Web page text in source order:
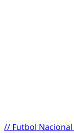
// Futbol Nacional